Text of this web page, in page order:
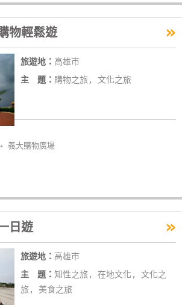
物輕鬆遊 »
旅遊地： 高雄市
主 題： 購物之旅, 文化之旅
義大購物廣場
日遊 »
旅遊地： 高雄市
主 題： 知性之旅, 在地文化, 文化之
旅, 美食之旅